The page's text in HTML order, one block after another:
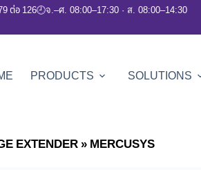
ต่อ 126🕘จ.–ศ. 08:00–17:30 · ส. 08:00–14:30
PRODUCTS SOLUTIONS
EXTENDER»MERCUSYS